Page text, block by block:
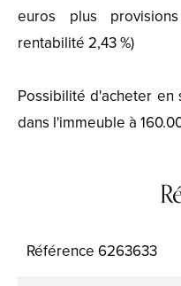
euros plus
rentabilité 2,43 %)
Possibilité d'acheter en
dans l'immeuble à
Référence 6263633